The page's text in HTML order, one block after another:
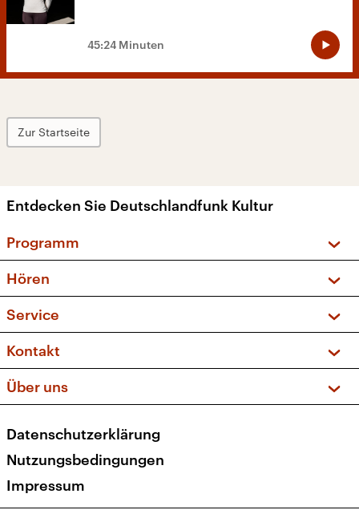
45:24 Minuten
Zur Startseite
Entdecken Sie Deutschlandfunk Kultur
Programm
Sendungen und Podcasts
Musikliste
Kakadu – Das Kinderprogramm
Hören
Frequenzen (UKW + DAB+)
Service
FAQ
Apps
Newsletter
Kontakt
Social Media
Über uns
Presse
Karriere
Transparenz
Datenschutzerklärung
Nutzungsbedingungen
Impressum